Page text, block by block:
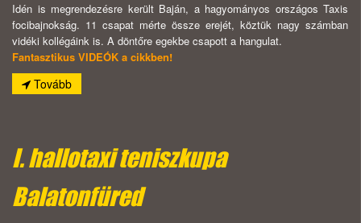
Idén is megrendezésre került Baján, a hagyományos országos Taxis
focibajnokság. 11 csapat mérte össze erejét, köztük nagy számban
vidéki kollégáink is. A döntőre egekbe csapott a hangulat.
Fantasztikus VIDEÓK a cikkben!
Tovább
I. hallotaxi teniszkupa
Balatonfüred